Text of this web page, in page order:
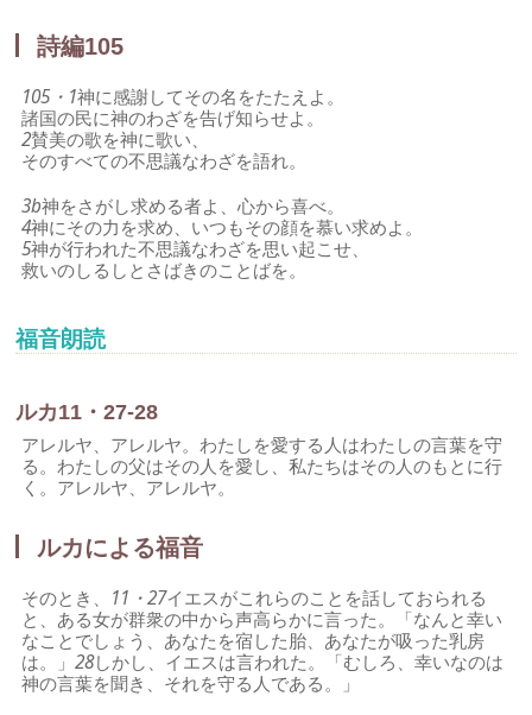
詩編105
105・1神に感謝してその名をたたえよ。
諸国の民に神のわざを告げ知らせよ。
2賛美の歌を神に歌い、
そのすべての不思議なわざを語れ。
3b神をさがし求める者よ、心から喜べ。
4神にその力を求め、いつもその顔を慕い求めよ。
5神が行われた不思議なわざを思い起こせ、
救いのしるしとさばきのことばを。
福音朗読
ルカ11・27-28
アレルヤ、アレルヤ。わたしを愛する人はわたしの言葉を守
る。わたしの父はその人を愛し、私たちはその人のもとに行
く。アレルヤ、アレルヤ。
ルカによる福音
そのとき、 11・27イエスがこれらのことを話しておられる
と、ある女が群衆の中から声高らかに言った。「なんと幸い
なことでしょう、あなたを宿した胎、あなたが吸った乳房
は。」28しかし、イエスは言われた。「むしろ、幸いなのは
神の言葉を聞き、それを守る人である。」